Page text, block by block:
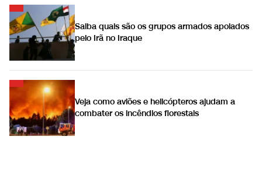
Saiba quais são os grupos armados apoiados
pelo Irã no Iraque
Veja como aviões e helicópteros ajudam a
combater os incêndios florestais